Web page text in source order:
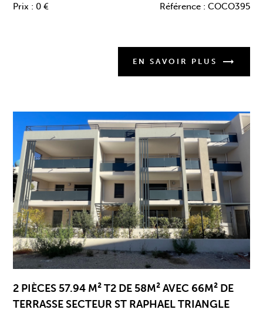
Prix : 0 € Référence : COCO395
EN SAVOIR PLUS
2 PIÈCES 57.94 M² T2 DE 58M² AVEC 66M² DE
TERRASSE SECTEUR ST RAPHAEL TRIANGLE